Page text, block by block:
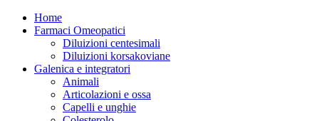
Home
Farmaci Omeopatici
Diluizioni centesimali
Diluizioni korsakoviane
Galenica e integratori
Animali
Articolazioni e ossa
Capelli e unghie